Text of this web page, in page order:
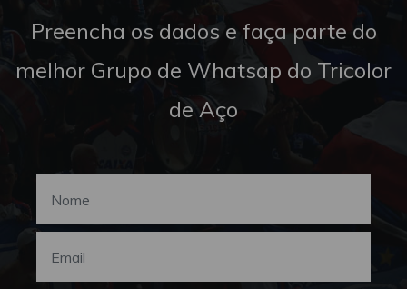
Preencha os dados e faça parte do
melhor Grupo de Whatsap do Tricolor
de Aço